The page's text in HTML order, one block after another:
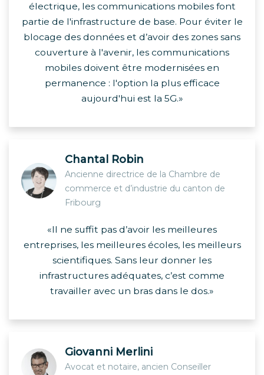
électrique, les communications mobiles font
partie de l'infrastructure de base. Pour éviter le
blocage des données et d’avoir des zones sans
couverture à l'avenir, les communications
mobiles doivent être modernisées en
permanence : l'option la plus efficace
aujourd'hui est la 5G.»
Chantal Robin
Ancienne directrice de la Chambre de
commerce et d’industrie du canton de
Fribourg
«Il ne suffit pas d’avoir les meilleures
entreprises, les meilleures écoles, les meilleurs
scientifiques. Sans leur donner les
infrastructures adéquates, c’est comme
travailler avec un bras dans le dos.»
Giovanni Merlini
Avocat et notaire, ancien Conseiller